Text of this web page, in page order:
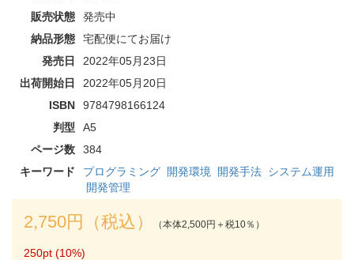
販売状態
発売中
納品形態
宅配便にてお届け
発売日
2022年05月23日
出荷開始日
2022年05月20日
ISBN
9784798166124
判型
A5
ページ数
384
キーワード
プログラミング 開発環境 開発手法 システム運用
開発管理
2,750円（税込） （本体2,500円＋税10％）
250pt (10%)